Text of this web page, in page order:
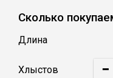
Сколько
Длина
Хлыстов −